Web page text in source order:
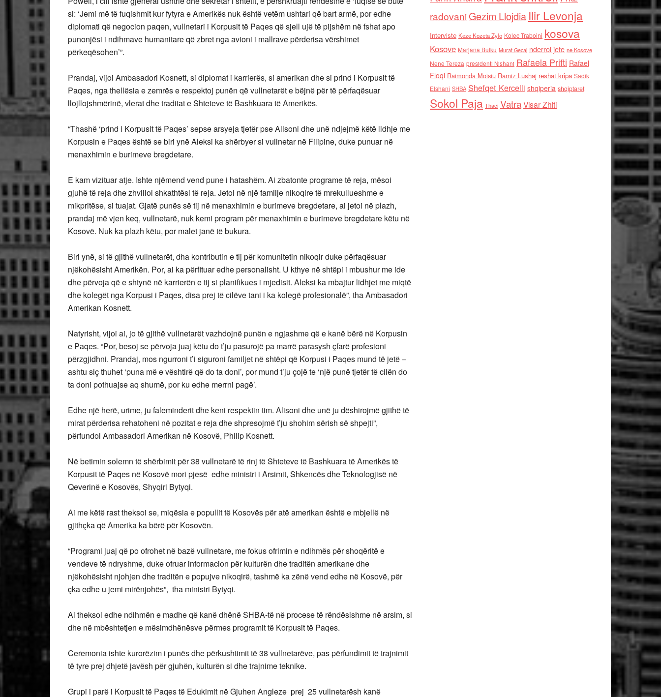
si: ‘Jemi më të fuqishmit kur fytyra e Amerikës nuk është vetëm ushtari që bart armë, por edhe
diplomati që negocion paqen, vullnetari i Korpusit të Paqes që sjell ujë të pijshëm në fshat apo
punonjësi i ndihmave humanitare që zbret nga avioni i mallrave përderisa vërshimet
përkeqësohen’”.
Prandaj, vijoi Ambasadori Kosnett, si diplomat i karrierës, si amerikan dhe si prind i Korpusit të
Paqes, nga thellësia e zemrës e respektoj punën që vullnetarët e bëjnë për të përfaqësuar
llojllojshmërinë, vlerat dhe traditat e Shteteve të Bashkuara të Amerikës.
“Thashë ‘prind i Korpusit të Paqes’ sepse arsyeja tjetër pse Alisoni dhe unë ndjejmë këtë lidhje me
Korpusin e Paqes është se biri ynë Aleksi ka shërbyer si vullnetar në Filipine, duke punuar në
menaxhimin e burimeve bregdetare.
E kam vizituar atje. Ishte njëmend vend pune i hatashëm. Ai zbatonte programe të reja, mësoi
gjuhë të reja dhe zhvilloi shkathtësi të reja. Jetoi në një familje nikoqire të mrekullueshme e
mikpritëse, si tuajat. Gjatë punës së tij në menaxhimin e burimeve bregdetare, ai jetoi në plazh,
prandaj më vjen keq, vullnetarë, nuk kemi program për menaxhimin e burimeve bregdetare këtu në
Kosovë. Nuk ka plazh këtu, por malet janë të bukura.
Biri ynë, si të gjithë vullnetarët, dha kontributin e tij për komunitetin nikoqir duke përfaqësuar
njëkohësisht Amerikën. Por, ai ka përfituar edhe personalisht. U kthye në shtëpi i mbushur me ide
dhe përvoja që e shtynë në karrierën e tij si planifikues i mjedisit. Aleksi ka mbajtur lidhjet me miqtë
dhe kolegët nga Korpusi i Paqes, disa prej të cilëve tani i ka kolegë profesionalë”, tha Ambasadori
Amerikan Kosnett.
Natyrisht, vijoi ai, jo të gjithë vullnetarët vazhdojnë punën e ngjashme që e kanë bërë në Korpusin
e Paqes. “Por, besoj se përvoja juaj këtu do t’ju pasurojë pa marrë parasysh çfarë profesioni
përzgjidhni. Prandaj, mos ngurroni t’i siguroni familjet në shtëpi që Korpusi i Paqes mund të jetë –
ashtu siç thuhet ‘puna më e vështirë që do ta doni’, por mund t’ju çojë te ‘një punë tjetër të cilën do
ta doni pothuajse aq shumë, por ku edhe merrni pagë’.
Edhe një herë, urime, ju faleminderit dhe keni respektin tim. Alisoni dhe unë ju dëshirojmë gjithë të
mirat përderisa rehatoheni në pozitat e reja dhe shpresojmë t’ju shohim sërish së shpejti”,
përfundoi Ambasadori Amerikan në Kosovë, Philip Kosnett.
Në betimin solemn të shërbimit për 38 vullnetarë të rinj të Shteteve të Bashkuara të Amerikës të
Korpusit të Paqes në Kosovë mori pjesë edhe ministri i Arsimit, Shkencës dhe Teknologjisë në
Qeverinë e Kosovës, Shyqiri Bytyqi.
Ai me këtë rast theksoi se, miqësia e popullit të Kosovës për atë amerikan është e mbjellë në
gjithçka që Amerika ka bërë për Kosovën.
“Programi juaj që po ofrohet në bazë vullnetare, me fokus ofrimin e ndihmës për shoqëritë e
vendeve të ndryshme, duke ofruar informacion për kulturën dhe traditën amerikane dhe
njëkohësisht njohjen dhe traditën e popujve nikoqirë, tashmë ka zënë vend edhe në Kosovë, për
çka edhe u jemi mirënjohës”, tha ministri Bytyqi.
Ai theksoi edhe ndihmën e madhe që kanë dhënë SHBA-të në procese të rëndësishme në arsim, si
dhe në mbështetjen e mësimdhënësve përmes programit të Korpusit të Paqes.
Ceremonia ishte kurorëzim i punës dhe përkushtimit të 38 vullnetarëve, pas përfundimit të trajnimit
të tyre prej dhjetë javësh për gjuhën, kulturën si dhe trajnime teknike.
Grupi i parë i Korpusit të Paqes të Edukimit në Gjuhen Angleze prej 25 vullnetarësh kanë
radovaniGezim Llojdia Ilir Levonja
Interviste Keze Kozeta Zylo Kolec Traboini kosova
Kosove Marjana Bulku Murat Gecaj nderroi jete ne Kosove
Nene Tereza presidenti Nishani Rafaela Prifti Rafael
Floqi Raimonda Moisiu Ramiz Lushaj reshat kripa Sadik
Elshani SHBA Shefqet Kercelli shqiperia shqiptaret
Sokol Paja Thaci VatraVisar Zhiti